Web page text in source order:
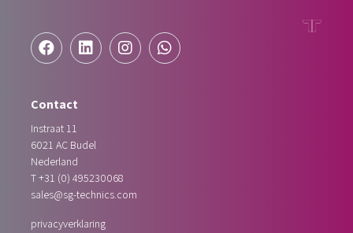
Contact
Instraat 11
6021 AC Budel
Nederland
T+31 (0) 495230068
sales@sg-technics.com
privacyverklaring